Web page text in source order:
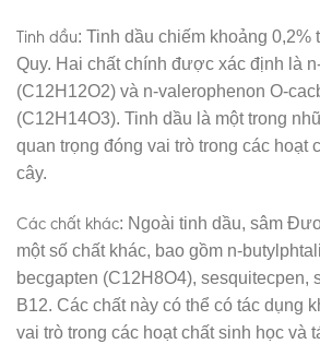
Tinh dầu: Tinh dầu chiếm khoảng
Quy. Hai chất chính được xác định là
(C12H12O2) và n-valerophenon O-
(C12H14O3). Tinh dầu là một trong
quan trọng đóng vai trò trong các hoạt
cây.
Các chất khác: Ngoài tinh dầu, sâm
một số chất khác, bao gồm n-
becgapten (C12H8O4), sesquitecpen,
B12. Các chất này có thể có tác dụng
vai trò trong các hoạt chất sinh học và